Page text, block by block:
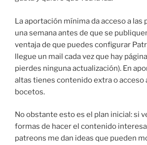
La aportación mínima da acceso a las
una semana antes de que se
ventaja de que puedes configurar
llegue un mail cada vez que hay
pierdes ninguna actualización). En
altas tienes contenido extra o acceso
bocetos.
No obstante esto es el plan inicial: si
formas de hacer el contenido
patreons me dan ideas que pueden